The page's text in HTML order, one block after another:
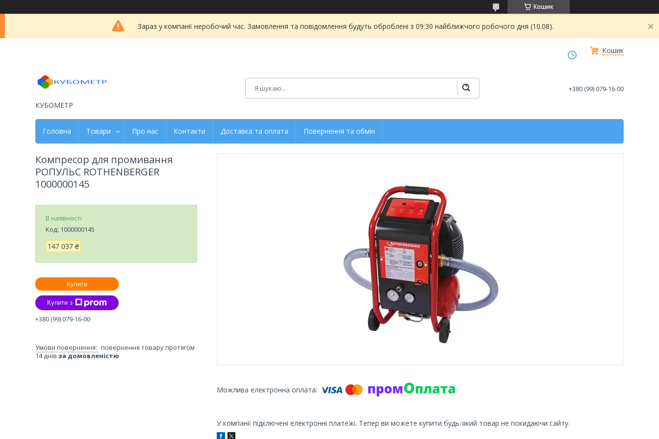
Кошик
Зараз у компанії неробочий час. Замовлення та повідомлення будуть оброблені з 09:30 найближчого робочого дня (10.08).
Кошик
КУБОМЕТР
+380 (99) 079-16-00
Головна Товари Про нас Контакти Доставка та оплата Повернення та обмін
У компанії підключені електронні платежі. Тепер ви можете купити будь-який товар не покидаючи сайту.
Компресор для промивання
РОПУЛЬС ROTHENBERGER
1000000145
В наявності
Код: 1000000145
147 037 ₴
Купити
Купити з
+380 (99) 079-16-00
повернення товару протягом
14 днів за домовленістю